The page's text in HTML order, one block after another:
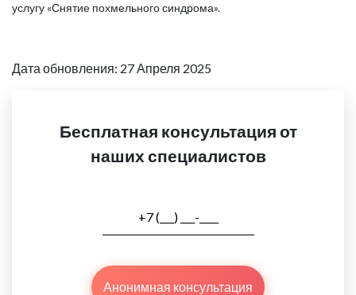
услугу «Снятие похмельного синдрома».
Дата обновления: 27 Апреля 2025
Бесплатная консультация от
наших специалистов
Анонимная консультация